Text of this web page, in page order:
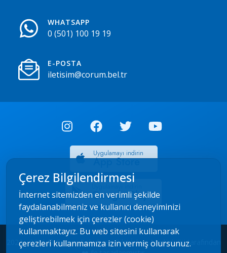
WHATSAPP
0 (501) 100 19 19
E-POSTA
iletisim@corum.bel.tr
Uygulamayı indirin
App Store
Google Play
2022 - 2026 © Çorum Belediyesi Bilgi İşlem Müdürlüğü tarafından
Çerez Bilgilendirmesi
İnternet sitemizden en verimli şekilde
faydalanabilmeniz ve kullanıcı deneyiminizi
geliştirebilmek için çerezler (cookie)
kullanmaktayız. Bu web sitesini kullanarak
çerezleri kullanmamıza izin vermiş olursunuz.